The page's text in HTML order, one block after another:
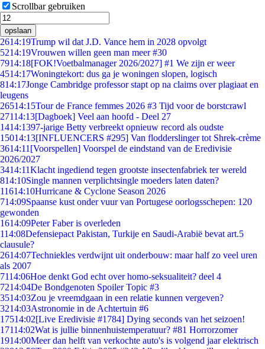
Scrollbar gebruiken
opslaan
2614:19Trump wil dat J.D. Vance hem in 2028 opvolgt
5214:19Vrouwen willen geen man meer #30
7914:18[FOK!Voetbalmanager 2026/2027] #1 We zijn er weer
4514:17Woningtekort: dus ga je woningen slopen, logisch
814:17Jonge Cambridge professor stapt op na claims over plagiaat en
leugens
26514:15Tour de France femmes 2026 #3 Tijd voor de borstcrawl
27114:13[Dagboek] Veel aan hoofd - Deel 27
1414:1397-jarige Betty verbreekt opnieuw record als oudste
15014:13[INFLUENCERS #295] Van flodderslinger tot Shrek-crème
3614:11 [Voorspellen] Voorspel de eindstand van de Eredivisie
2026/2027
3414:11Klacht ingediend tegen grootste insectenfabriek ter wereld
814:10Single mannen verplichtsingle moeders laten daten?
11614:10Hurricane & Cyclone Season 2026
714:09Spaanse kust onder vuur van Portugese oorlogsschepen: 120
gewonden
1614:09Peter Faber is overleden
114:08Defensiepact Pakistan, Turkije en Saudi-Arabië bevat art.5
clausule?
2614:07Techniekles verdwijnt uit onderbouw: maar half zo veel uren
als 2007
7114:06Hoe denkt God echt over homo-seksualiteit? deel 4
7214:04De Bondgenoten Spoiler Topic #3
3514:03Zou je vreemdgaan in een relatie kunnen vergeven?
3214:03Astronomie in de Achtertuin #6
17514:02[Live Eredivisie #1784] Dying seconds van het seizoen!
17114:02Wat is jullie binnenhuistemperatuur? #81 Horrorzomer
1914:00Meer dan helft van verkochte auto's is volgend jaar elektrisch